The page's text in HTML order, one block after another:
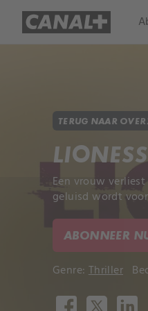
TERUG NAAR
LIONESS
Een vrouw
geluisd wordt
ABONNEER
Genre: Thriller